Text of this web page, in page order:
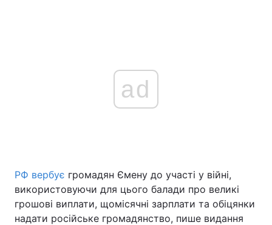
ad
РФ вербує громадян Ємену до участі у війні,
використовуючи для цього балади про великі
грошові виплати, щомісячні зарплати та обіцянки
надати російське громадянство, пише видання